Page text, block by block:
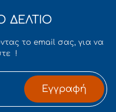
ΔΕΛΤΙΟ
το email σας, για να
!
Εγγραφή